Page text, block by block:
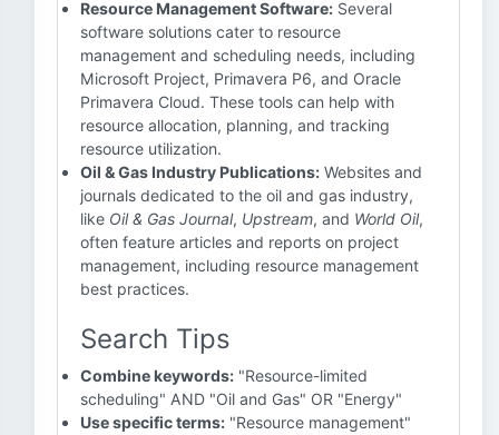
Resource Management Software: Several
software solutions cater to resource
management and scheduling needs, including
Microsoft Project, Primavera P6, and Oracle
Primavera Cloud. These tools can help with
resource allocation, planning, and tracking
resource utilization.
Oil & Gas Industry Publications: Websites and
journals dedicated to the oil and gas industry,
like Oil & Gas Journal, Upstream, and World Oil,
often feature articles and reports on project
management, including resource management
best practices.
Search Tips
Combine keywords: "Resource-limited
scheduling" AND "Oil and Gas" OR "Energy"
Use specific terms: "Resource management"